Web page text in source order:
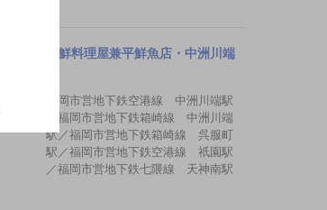
海鮮料理屋兼平鮮魚店・中洲川端
福岡市営地下鉄空港線 中洲川端駅
／福岡市営地下鉄箱崎線 中洲川端
駅／福岡市営地下鉄箱崎線 呉服町
駅／福岡市営地下鉄空港線 祇園駅
／福岡市営地下鉄七隈線 天神南駅